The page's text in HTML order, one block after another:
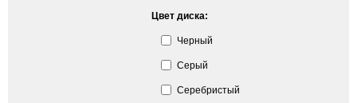
Цвет диска:
Черный
Серый
Серебристый